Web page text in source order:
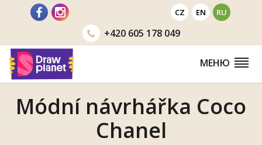
Перейти CZ EN RU
+420605 178 049
МЕНЮ
Módní návrhářka Coco
Chanel